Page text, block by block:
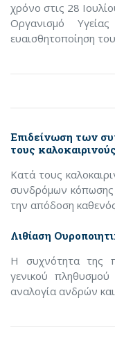
χρόνο στις 28
Οργανισμό
ευαισθητοποίηση
Επιδείνωση των
τους
Κατά τους
συνδρόμων κόπωσης
την απόδοση καθενός
Λιθίαση
Η συχνότητα της
γενικού
αναλογία ανδρών